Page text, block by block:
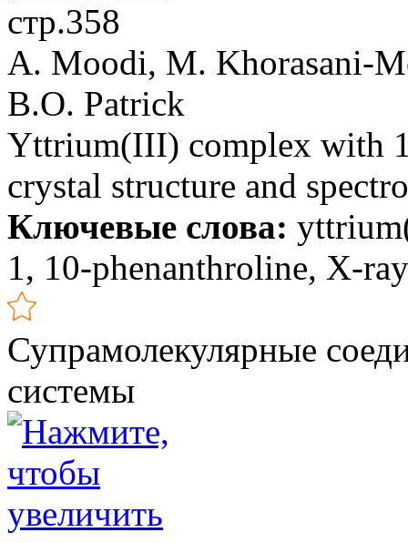
стр.358
A. Moodi, M. Khorasani-
B.O. Patrick
Yttrium(III) complex with
crystal structure and
Ключевые слова:
1, 10-phenanthroline, X-
Супрамолекулярные
системы